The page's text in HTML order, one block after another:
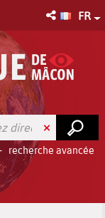
FR
recherche avancée